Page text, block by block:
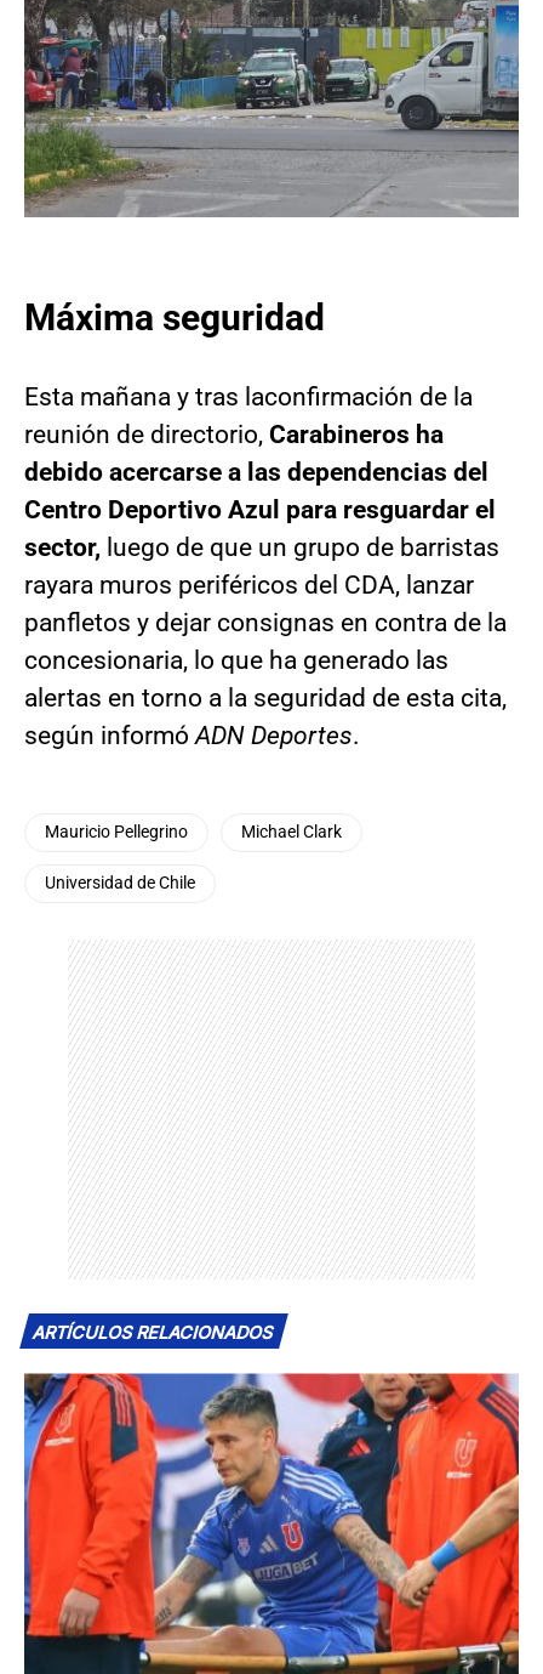
Máxima seguridad
Esta mañana y tras laconfirmación de la
reunión de directorio, Carabineros ha
debido acercarse a las dependencias del
Centro Deportivo Azul para resguardar el
sector, luego de que un grupo de barristas
rayara muros periféricos del CDA, lanzar
panfletos y dejar consignas en contra de la
concesionaria, lo que ha generado las
alertas en torno a la seguridad de esta cita,
según informóADN Deportes.
Mauricio Pellegrino Michael Clark
Universidad de Chile
ARTÍCULOS RELACIONADOS